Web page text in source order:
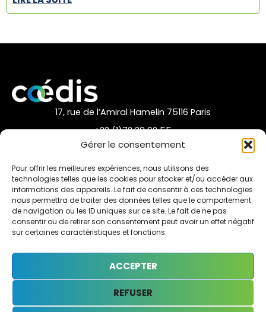
Gérer le consentement
Pour offrir les meilleures expériences, nous utilisons des
technologies telles que les cookies pour stocker et/ou accéder aux
informations des appareils. Le fait de consentir à ces technologies
nous permettra de traiter des données telles que le comportement
de navigation ou les ID uniques sur ce site. Le fait de ne pas
consentir ou de retirer son consentement peut avoir un effet négatif
sur certaines caractéristiques et fonctions.
ACCEPTER
REFUSER
Accès rapide
La Fédération
Nos partenaires
17, rue de l’Amiral Hamelin 75116 Paris
+33 (1)72 38 92 55
nous contacter par mail
Informations